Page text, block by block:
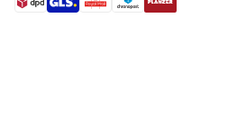
shipment methods